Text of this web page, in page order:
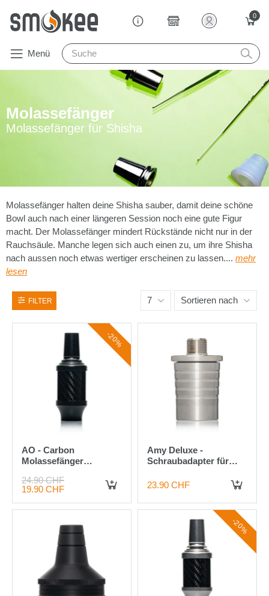
0
Menü
Molassefänger
Molassefänger für Shisha
Molassefänger halten deine Shisha sauber, damit deine schöne
Bowl auch nach einer längeren Session noch eine gute Figur
macht. Der Molassefänger mindert Rückstände nicht nur in der
Rauchsäule. Manche legen sich auch einen zu, um ihre Shisha
nach aussen noch etwas wertiger erscheinen zu lassen.... mehr
lesen
FILTER 7 Sortieren nach
-20%
AO - Carbon
Molassefänger
Schwarz
24.90 CHF
19.90 CHF
Amy Deluxe -
Schraubadapter für
23.90 CHF
-20%